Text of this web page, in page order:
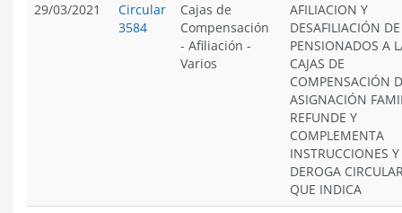
29/03/2021
Circular
3584
Cajas de
Compensación
- Afiliación -
Varios
AFILIACION Y
DESAFILIACIÓN DE
PENSIONADOS A
CAJAS DE
COMPENSACIÓN
ASIGNACIÓN
REFUNDE Y
COMPLEMENTA
INSTRUCCIONES Y
DEROGA
QUE INDICA